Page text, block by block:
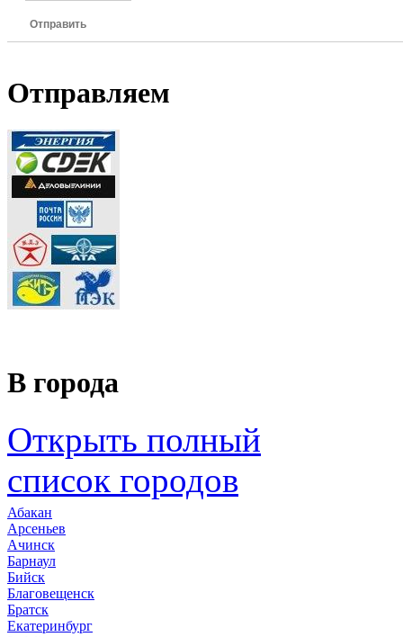
Отправить
Отправляем
В города
Открыть полный
список городов
Абакан
Арсеньев
Ачинск
Барнаул
Бийск
Благовещенск
Братск
Екатеринбург